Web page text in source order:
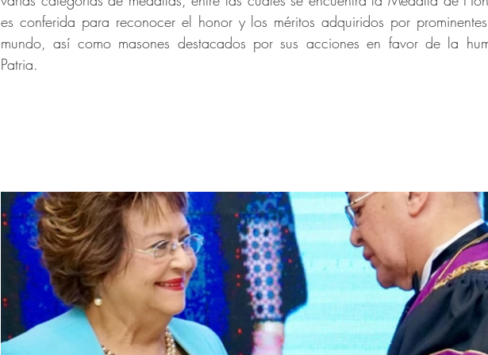
es conferida para reconocer el honor y los méritos adquiridos por
mundo, así como masones destacados por sus acciones en favor de la
Patria.